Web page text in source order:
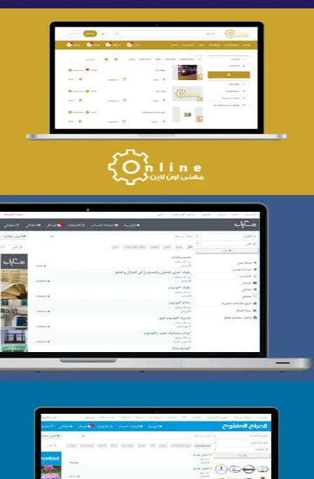
تصميم حراج مهنى
التفاصيل
تصميم حراج سكراب
التفاصيل
تصميم الحراج الدولى